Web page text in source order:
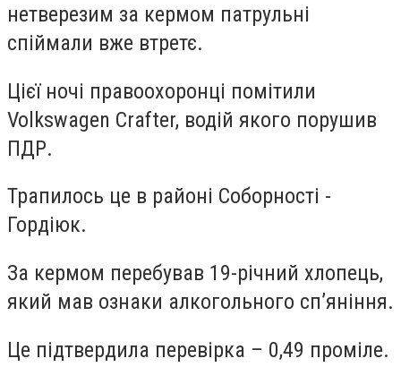
нетверезим за кермом патрульні
спіймали вже втретє.
Цієї ночі правоохоронці помітили
Volkswagen Crafter, водій якого порушив
ПДР.
Трапилось це в районі Соборності -
Гордіюк.
За кермом перебував 19-річний хлопець,
який мав ознаки алкогольного сп’яніння.
Це підтвердила перевірка – 0,49 проміле.